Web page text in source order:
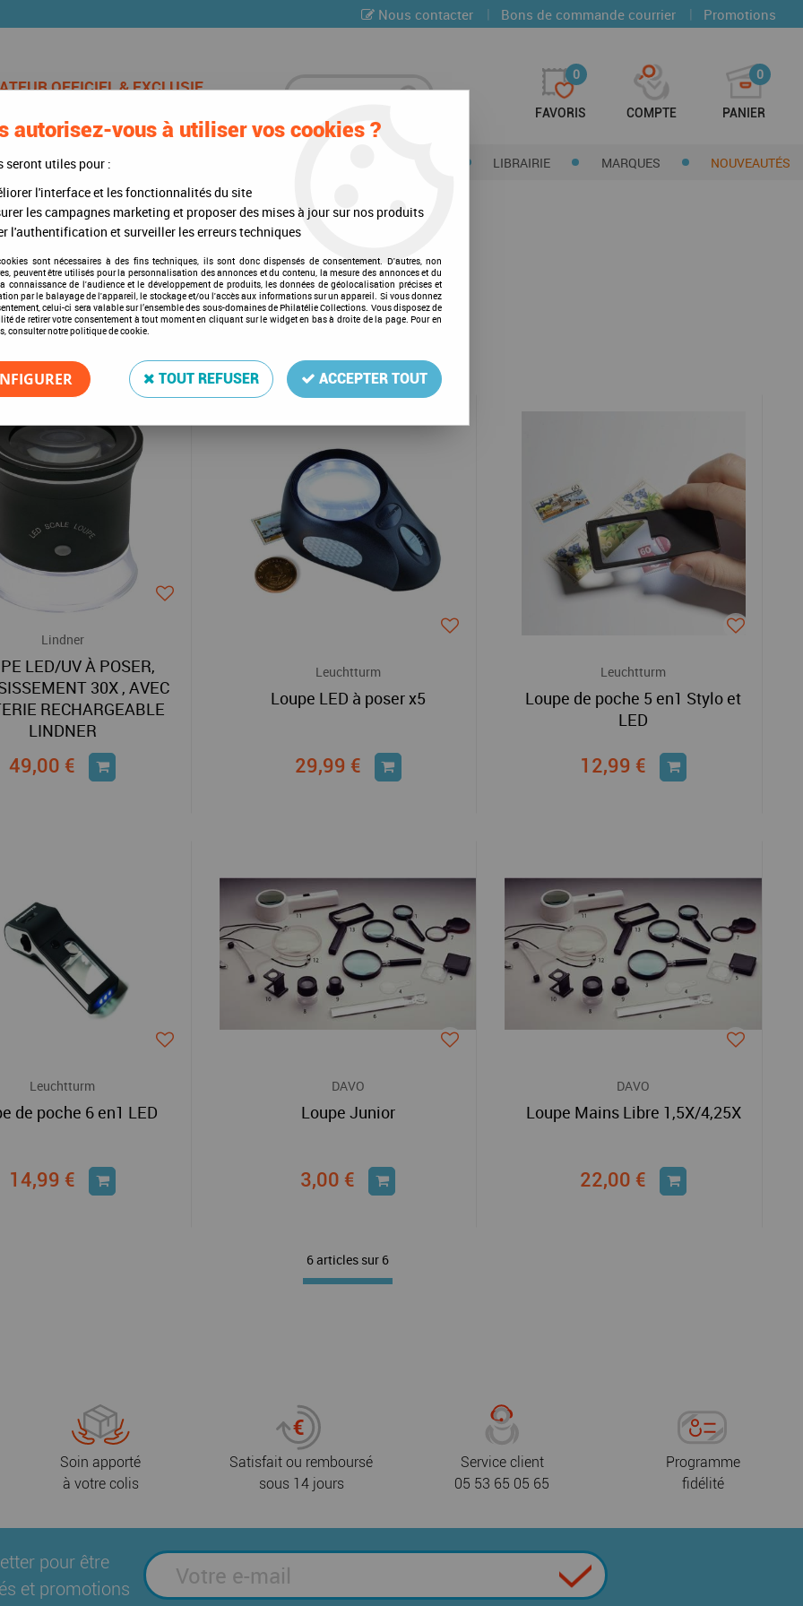
Nous contacter | Bons de commande courrier | Promotions
0
FAVORIS COMPTE
0
PANIER
DE CHAMPAGNE LIBRAIRIE MARQUES NOUVEAUTÉS
Loupes
Lindner
LED/UV À POSER,
30X , AVEC
RECHARGEABLE
LINDNER
49,00 €
Leuchtturm
Loupe LED à poser x5
29,99 €
Leuchtturm
Loupe de poche 5 en1 Stylo et
LED
12,99 €
Leuchtturm
de poche 6 en1 LED
14,99 €
DAVO
Loupe Junior
3,00 €
DAVO
Loupe Mains Libre 1,5X/4,25X
22,00 €
6 articles sur 6
Soin apporté
à votre colis
Satisfait ou remboursé
sous 14 jours
Service client
05 53 65 05 65
Programme
fidélité
pour être
et promotions
autorisez-vous à utiliser vos cookies ?
seront utiles pour :
l'interface et les fonctionnalités du site
les campagnes marketing et proposer des mises à jour sur nos produits
l'authentification et surveiller les erreurs techniques
sont nécessaires à des fins techniques, ils sont donc dispensés de consentement. D'autres, non
peuvent être utilisés pour la personnalisation des annonces et du contenu, la mesure des annonces et du
connaissance de l'audience et le développement de produits, les données de géolocalisation précises et
par le balayage de l'appareil, le stockage et/ou l'accès aux informations sur un appareil. Si vous donnez
celui-ci sera valable sur l’ensemble des sous-domaines de Philatélie Collections. Vous disposez de
de retirer votre consentement à tout moment en cliquant sur le widget en bas à droite de la page. Pour en
consulter notre politique de cookie.
TOUT REFUSER ACCEPTER TOUT